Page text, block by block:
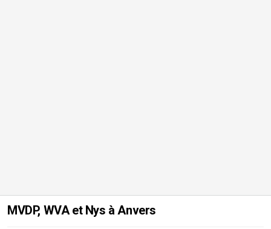
MVDP, WVA et Nys à Anvers